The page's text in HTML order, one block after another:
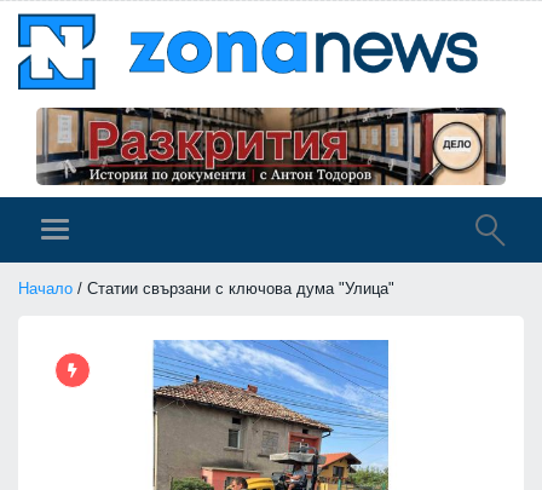
Начало / Статии свързани с ключова дума "Улица"